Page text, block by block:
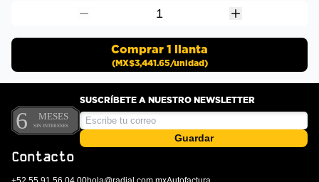
1
Comprar 1 llanta
(MX$3,441.65/unidad)
SUSCRÍBETE A NUESTRO NEWSLETTER
Guardar
Contacto